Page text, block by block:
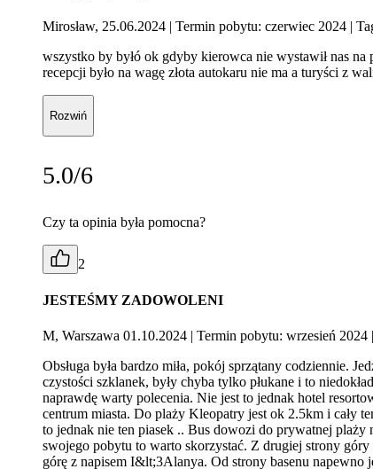
Mirosław, 25.06.2024 | Termin pobytu: czerwiec 2024 |
wszystko by byłó ok gdyby kierowca nie wystawił nas
recepcji było na wagę złota autokaru nie ma a turyści z
Rozwiń
5.0/6
Czy ta opinia była pomocna?
2
JESTEŚMY ZADOWOLENI
M, Warszawa 01.10.2024 | Termin pobytu: wrzesień 2024
Obsługa była bardzo miła, pokój sprzątany codziennie.
czystości szklanek, były chyba tylko płukane i to
naprawdę warty polecenia. Nie jest to jednak hotel
centrum miasta. Do plaży Kleopatry jest ok 2.5km i cały
to jednak nie ten piasek .. Bus dowozi do prywatnej
swojego pobytu to warto skorzystać. Z drugiej strony
górę z napisem I&lt;3Alanya. Od strony basenu napewno